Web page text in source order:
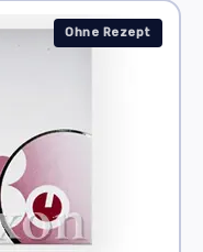
Ohne Rezept